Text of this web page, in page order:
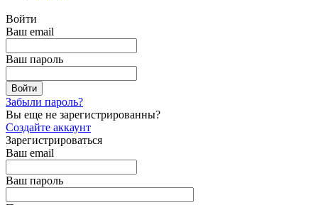
Войти
Ваш email
Ваш пароль
Забыли пароль?
Вы еще не зарегистрированны?
Создайте аккаунт
Зарегистрироваться
Ваш email
Ваш пароль